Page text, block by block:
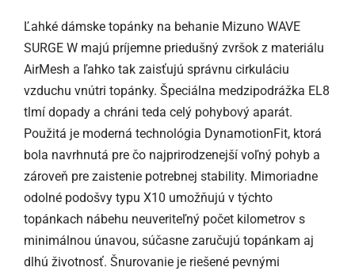
Ľahké dámske topánky na behanie Mizuno WAVE
SURGE W majú príjemne priedušný zvršok z materiálu
AirMesh a ľahko tak zaisťujú správnu cirkuláciu
vzduchu vnútri topánky. Špeciálna medzipodrážka EL8
tlmí dopady a chráni teda celý pohybový aparát.
Použitá je moderná technológia DynamotionFit, ktorá
bola navrhnutá pre čo najprirodzenejší voľný pohyb a
zároveň pre zaistenie potrebnej stability. Mimoriadne
odolné podošvy typu X10 umožňujú v týchto
topánkach nábehu neuveriteľný počet kilometrov s
minimálnou únavou, súčasne zaručujú topánkam aj
dlhú životnosť. Šnurovanie je riešené pevnými